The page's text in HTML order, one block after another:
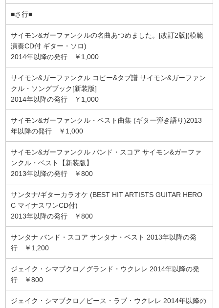
■さ行■
サイモン&ガーファンクルの名曲あつめました。[改訂2版](模範
演奏CD付 ギター・ソロ)
2014年以降の発行 ￥1,000
サイモン&ガーファンクル コピー&タブ譜 サイモン&ガーファン
クル・ソングブック[新装版]
2014年以降の発行 ￥1,000
サイモン&ガーファンクル・ベスト曲集 (ギター弾き語り)2013
年以降の発行 ￥1,000
サイモン&ガーファンクル バンド・スコア サイモン&ガーファ
ンクル・ベスト【新装版】
2013年以降の発行 ￥800
サンタナ/ギターカラオケ (BEST HIT ARTISTS GUITAR HERO
C マイナスワンCD付)
2013年以降の発行 ￥800
サンタナ バンド・スコア サンタナ・ベスト 2013年以降の発
行 ￥1,200
ジェイク・シマブクロ／グランド・ウクレレ 2014年以降の発
行 ￥800
ジェイク・シマブクロ／ピース・ラブ・ウクレレ 2014年以降の